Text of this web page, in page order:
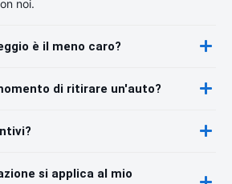
noi.
è il meno caro?
di ritirare un'auto?
si applica al mio